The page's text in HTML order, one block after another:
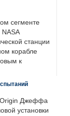
сегменте
станции
корабле
к
Origin Джеффа
установки